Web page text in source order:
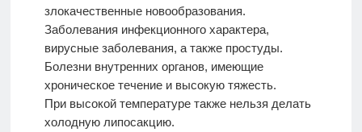
злокачественные новообразования.
Заболевания инфекционного характера,
вирусные заболевания, а также простуды.
Болезни внутренних органов, имеющие
хроническое течение и высокую тяжесть.
При высокой температуре также нельзя делать
холодную липосакцию.